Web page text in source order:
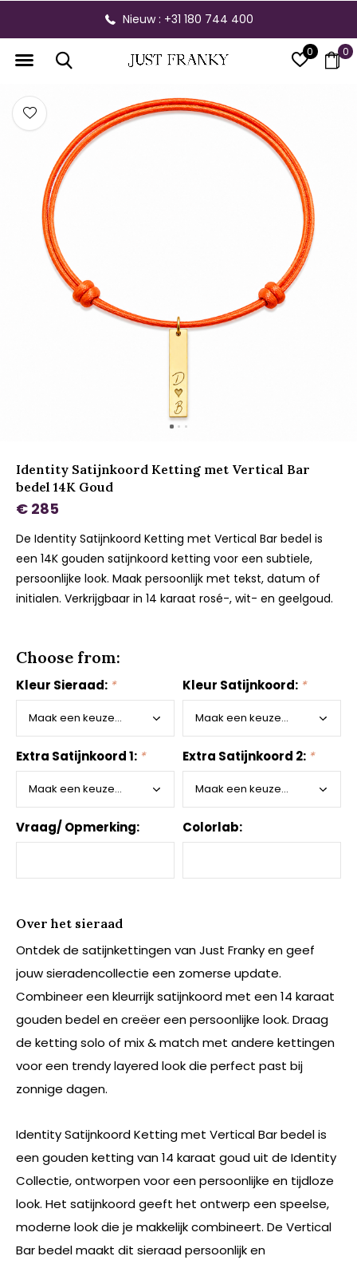
0 0
Nieuw : +31 180 744 400
Identity Satijnkoord Ketting met Vertical Bar
bedel 14K Goud
€ 285
De Identity Satijnkoord Ketting met Vertical Bar bedel is
een 14K gouden satijnkoord ketting voor een subtiele,
persoonlijke look. Maak persoonlijk met tekst, datum of
initialen. Verkrijgbaar in 14 karaat rosé-, wit- en geelgoud.
Choose from:
Kleur Sieraad: * Kleur Satijnkoord: *
Extra Satijnkoord 1: * Extra Satijnkoord 2: *
Vraag/ Opmerking: Colorlab:
Over het sieraad
Ontdek de satijnkettingen van Just Franky en geef
jouw sieradencollectie een zomerse update.
Combineer een kleurrijk satijnkoord met een 14 karaat
gouden bedel en creëer een persoonlijke look. Draag
de ketting solo of mix & match met andere kettingen
voor een trendy layered look die perfect past bij
zonnige dagen.
Identity Satijnkoord Ketting met Vertical Bar bedel is
een gouden ketting van 14 karaat goud uit de Identity
Collectie, ontworpen voor een persoonlijke en tijdloze
look. Het satijnkoord geeft het ontwerp een speelse,
moderne look die je makkelijk combineert. De Vertical
Bar bedel maakt dit sieraad persoonlijk en